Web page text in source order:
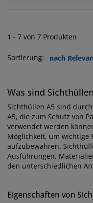
1 - 7 von 7 Produkten
Sortierung:
Was sind
Sichthüllen A5 sind
A5, die zum Schutz von
verwendet werden
Möglichkeit, um wichtige
aufzubewahren.
Ausführungen,
den unterschiedlichen
Eigenschaften von